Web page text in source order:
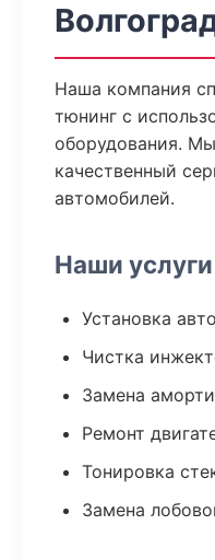
Наша компания
тюнинг с
оборудования.
качественный
автомобилей.
Наши услуги
Установка
Чистка
Замена
Ремонт
Тонировка
Замена